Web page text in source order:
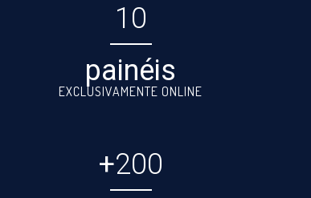
10
painéis
EXCLUSIVAMENTE ONLINE
+200